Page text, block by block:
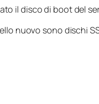
il disco di boot del
nuovo sono dischi